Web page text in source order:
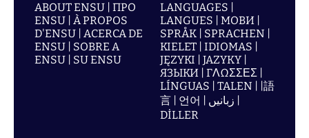
ABOUT ENSU | ПРО
ENSU | À PROPOS
D'ENSU | ACERCA DE
ENSU | SOBRE A
ENSU | SU ENSU
LANGUAGES |
LANGUES | МОВИ |
SPRÅK | SPRACHEN |
KIELET | IDIOMAS |
JĘZYKI | JAZYKY |
ЯЗЫКИ | ΓΛΩΣΣΕΣ |
LÍNGUAS | TALEN | |語
言 | 언어 | زبانیں |
DİLLER